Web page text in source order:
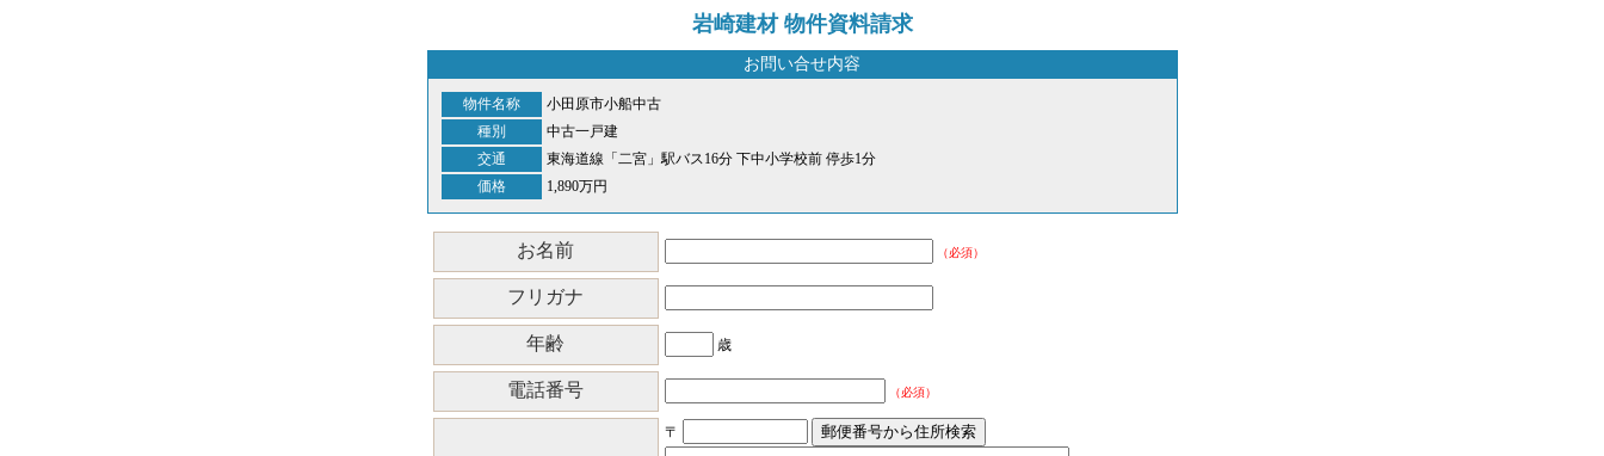
岩崎建材 物件資料請求
お問い合せ内容
物件名称
小田原市小船中古
種別
中古一戸建
交通
東海道線「二宮」駅バス16分 下中小学校前 停歩1分
価格
1,890万円
お名前 （必須）
フリガナ
年齢 歳
電話番号 （必須）
〒